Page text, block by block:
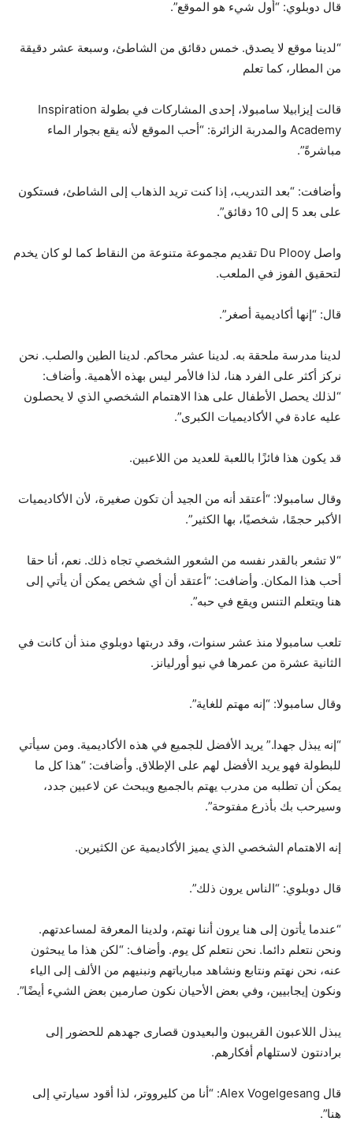
قال دوبلوي: “أول شيء هو الموقع”.
“لدينا موقع لا يصدق. خمس دقائق من الشاطئ، وسبعة عشر دقيقة
من المطار، كما تعلم
قالت إيزابيلا سامبولا، إحدى المشاركات في بطولة Inspiration
Academy والمدربة الزائرة: “أحب الموقع لأنه يقع بجوار الماء
مباشرةً”.
وأضافت: “بعد التدريب، إذا كنت تريد الذهاب إلى الشاطئ، فستكون
على بعد 5 إلى 10 دقائق”.
واصل Du Plooy تقديم مجموعة متنوعة من النقاط كما لو كان يخدم
لتحقيق الفوز في الملعب.
قال: “إنها أكاديمية أصغر”.
لدينا مدرسة ملحقة به. لدينا عشر محاكم. لدينا الطين والصلب. نحن
نركز أكثر على الفرد هنا، لذا فالأمر ليس بهذه الأهمية. وأضاف:
“لذلك يحصل الأطفال على هذا الاهتمام الشخصي الذي لا يحصلون
عليه عادة في الأكاديميات الكبرى”.
قد يكون هذا فائزًا باللعبة للعديد من اللاعبين.
وقال سامبولا: “أعتقد أنه من الجيد أن تكون صغيرة، لأن الأكاديميات
الأكبر حجمًا، شخصيًا، بها الكثير”.
“لا تشعر بالقدر نفسه من الشعور الشخصي تجاه ذلك. نعم، أنا حقا
أحب هذا المكان. وأضافت: “أعتقد أن أي شخص يمكن أن يأتي إلى
هنا ويتعلم التنس ويقع في حبه”.
تلعب سامبولا منذ عشر سنوات، وقد دربتها دوبلوي منذ أن كانت في
الثانية عشرة من عمرها في نيو أورليانز.
وقال سامبولا: “إنه مهتم للغاية”.
“إنه يبذل جهدا.” يريد الأفضل للجميع في هذه الأكاديمية. ومن سيأتي
للبطولة فهو يريد الأفضل لهم على الإطلاق. وأضافت: “هذا كل ما
يمكن أن تطلبه من مدرب يهتم بالجميع ويبحث عن لاعبين جدد،
وسيرحب بك بأذرع مفتوحة”.
إنه الاهتمام الشخصي الذي يميز الأكاديمية عن الكثيرين.
قال دوبلوي: “الناس يرون ذلك”.
“عندما يأتون إلى هنا يرون أننا نهتم، ولدينا المعرفة لمساعدتهم.
ونحن نتعلم دائما. نحن نتعلم كل يوم. وأضاف: “لكن هذا ما يبحثون
عنه، نحن نهتم ونتابع ونشاهد مبارياتهم ونبنيهم من الألف إلى الياء
ونكون إيجابيين، وفي بعض الأحيان نكون صارمين بعض الشيء أيضًا”.
يبذل اللاعبون القريبون والبعيدون قصارى جهدهم للحضور إلى
برادنتون لاستلهام أفكارهم.
قال Alex Vogelgesang: “أنا من كليرووتر، لذا أقود سيارتي إلى
هنا”.